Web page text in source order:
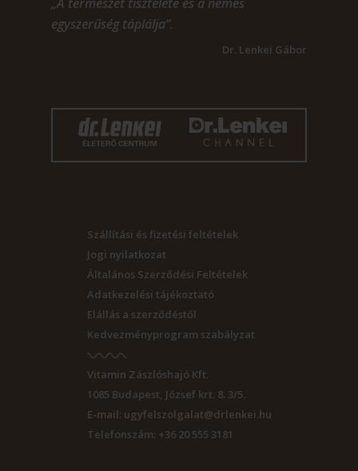
egyszerűség táplálja”.
Dr. Lenkei Gábor
Szállítási és fizetési feltételek
Jogi nyilatkozat
Általános Szerződési Feltételek
Adatkezelési tájékoztató
Elállás a szerződéstől
Kedvezményprogram szabályzat
Vitamin Zászlóshajó Kft.
1085 Budapest, József krt. 8. 3/5.
E-mail: ugyfelszolgalat@drlenkei.hu
Telefonszám: +36 20 555 3181